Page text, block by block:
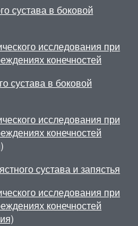
сустава в боковой
исследования при
конечностей
сустава в боковой
исследования при
конечностей
сустава и запястья
исследования при
конечностей